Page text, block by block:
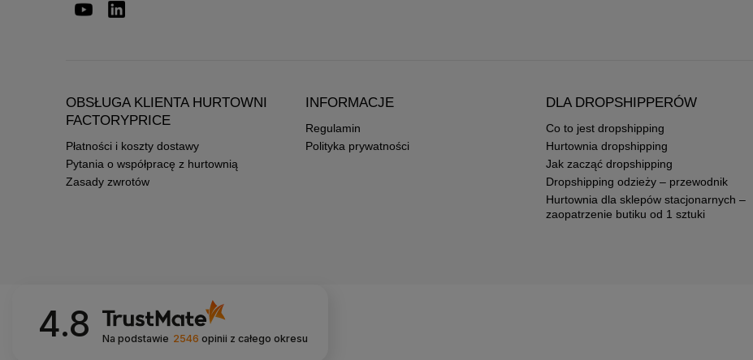
OBSŁUGA KLIENTA HURTOWNI
FACTORYPRICE
Płatności i koszty dostawy
Pytania o współpracę z hurtownią
Zasady zwrotów
INFORMACJE
Regulamin
Polityka prywatności
DLA DROPSHIPPERÓW
Co to jest dropshipping
Hurtownia dropshipping
Jak zacząć dropshipping
Dropshipping odzieży – przewodnik
Hurtownia dla sklepów stacjonarnych –
zaopatrzenie butiku od 1 sztuki
4.8 Na podstawie 2546 opinii z całego okresu